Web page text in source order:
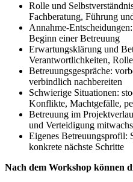
Rolle und
Fachberatung, Führung
Annahme-
Beginn einer Betreuung
Erwartungsklärung und
Verantwortlichkeiten,
Betreuungsgespräche:
verbindlich nachbereiten
Schwierige Situationen:
Konflikte, Machtgefälle,
Betreuung im
und Verteidigung
Eigenes Betreuungsprofil:
konkrete nächste Schritte
Nach dem Workshop können